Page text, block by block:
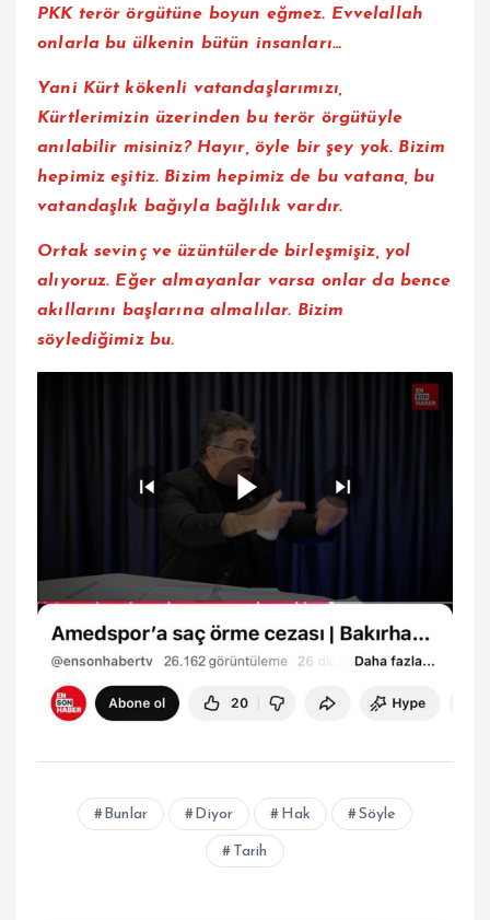
PKK terör örgütüne boyun eğmez. Evvelallah
onlarla bu ülkenin bütün insanları…
Yani Kürt kökenli vatandaşlarımızı,
Kürtlerimizin üzerinden bu terör örgütüyle
anılabilir misiniz? Hayır, öyle bir şey yok. Bizim
hepimiz eşitiz. Bizim hepimiz de bu vatana, bu
vatandaşlık bağıyla bağlılık vardır.
Ortak sevinç ve üzüntülerde birleşmişiz, yol
alıyoruz. Eğer almayanlar varsa onlar da bence
akıllarını başlarına almalılar. Bizim
söylediğimiz bu.
Bunlar Diyor Hak Söyle
Tarih